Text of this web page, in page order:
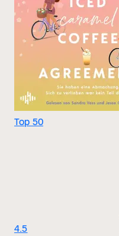
Top 50
4.5